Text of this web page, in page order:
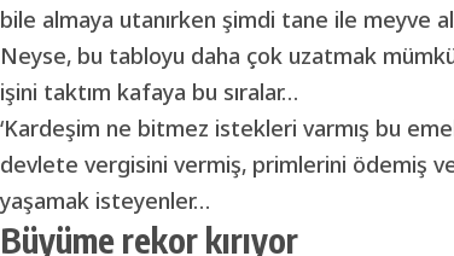
bile almaya utanırken şimdi tane ile meyve
Neyse, bu tabloyu daha çok uzatmak
işini taktım kafaya bu sıralar…
‘Kardeşim ne bitmez istekleri varmış bu
devlete vergisini vermiş, primlerini ödemiş
yaşamak isteyenler…
Büyüme rekor kırıyor